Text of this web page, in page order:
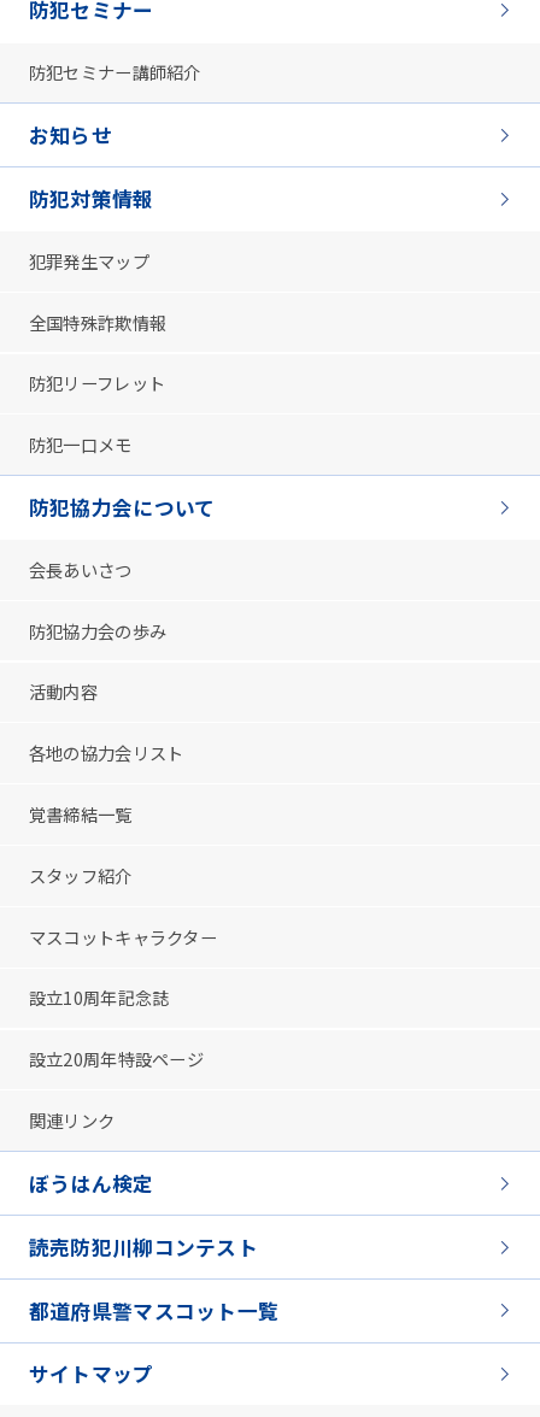
防犯セミナー
防犯セミナー講師紹介
お知らせ
防犯対策情報
犯罪発生マップ
全国特殊詐欺情報
防犯リーフレット
防犯一口メモ
防犯協力会について
会長あいさつ
防犯協力会の歩み
活動内容
各地の協力会リスト
覚書締結一覧
スタッフ紹介
マスコットキャラクター
設立10周年記念誌
設立20周年特設ページ
関連リンク
ぼうはん検定
読売防犯川柳コンテスト
都道府県警マスコット一覧
サイトマップ